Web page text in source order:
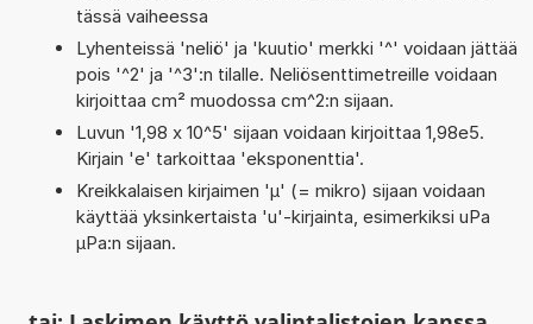
tässä vaiheessa
Lyhenteissä 'neliö' ja 'kuutio' merkki '^' voidaan jättää
pois '^2' ja '^3':n tilalle. Neliösenttimetreille voidaan
kirjoittaa cm² muodossa cm^2:n sijaan.
Luvun '1,98 x 10^5' sijaan voidaan kirjoittaa 1,98e5.
Kirjain 'e' tarkoittaa 'eksponenttia'.
Kreikkalaisen kirjaimen 'µ' (= mikro) sijaan voidaan
käyttää yksinkertaista 'u'-kirjainta, esimerkiksi uPa
µPa:n sijaan.